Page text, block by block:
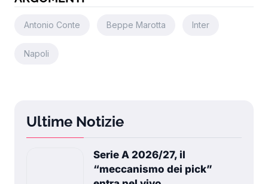
Ultime Notizie
Serie A 2026/27, il
“meccanismo dei pick”
entra nel vivo